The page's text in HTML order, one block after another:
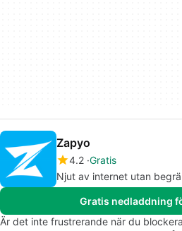
Zapyo
4.2 Gratis
Njut av internet utan
Gratis nedladdning
Är det inte frustrerande när du